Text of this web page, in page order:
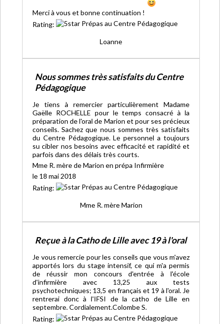
Merci à vous et bonne continuation !
Rating:
Loanne
Nous sommes très satisfaits du Centre
Pédagogique
Je tiens à remercier particulièrement Madame
Gaëlle ROCHELLE pour le temps consacré à la
préparation de l'oral de Marion et pour ses précieux
conseils. Sachez que nous sommes très satisfaits
du Centre Pédagogique. Le personnel a toujours
su cibler nos besoins avec efficacité et rapidité et
parfois dans des délais très courts.
Mme R. mère de Marion en prépa Infirmière
le 18 mai 2018
Rating:
Mme R. mère Marion
Reçue à la Catho de Lille avec 19 à l'oral
Je vous remercie pour les conseils que vous m'avez
apportés lors du stage intensif, ce qui m'a permis
de réussir mon concours d'entrée à l'école
d'infirmière avec 13,25 aux tests
psychotechniques; 13,5 en français et 19 à l'oral. Je
rentrerai donc à l'IFSI de la catho de Lille en
septembre. Cordialement.Colombe S.
Rating: